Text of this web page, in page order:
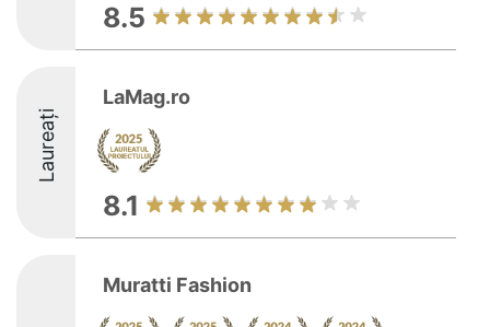
8.5
Laureați
LaMag.ro
8.1
Muratti Fashion